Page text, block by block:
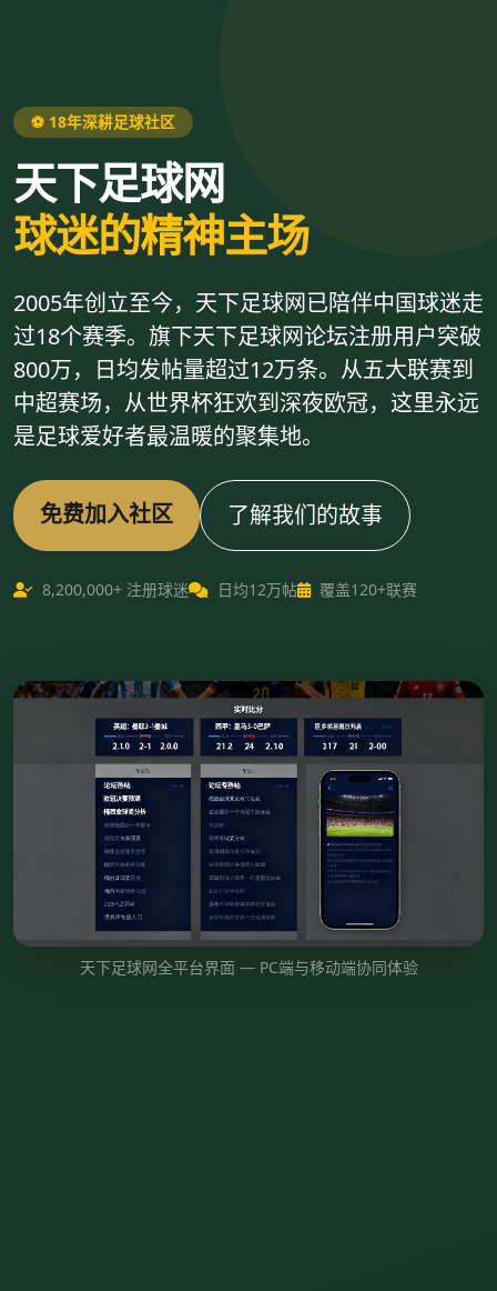
⚽ 18年深耕足球社区
天下足球网
球迷的精神主场
2005年创立至今，天下足球网已陪伴中国球迷走
过18个赛季。旗下天下足球网论坛注册用户突破
800万，日均发帖量超过12万条。从五大联赛到
中超赛场，从世界杯狂欢到深夜欧冠，这里永远
是足球爱好者最温暖的聚集地。
免费加入社区 了解我们的故事
8,200,000+ 注册球迷 日均12万帖 覆盖120+联赛
天下足球网全平台界面 — PC端与移动端协同体验